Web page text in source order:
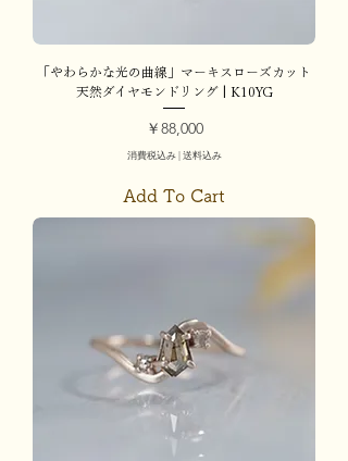
「やわらかな光の曲線」マーキスローズカット
天然ダイヤモンドリング | K10YG
価格
￥88,000
消費税込み|送料込み
Add To Cart